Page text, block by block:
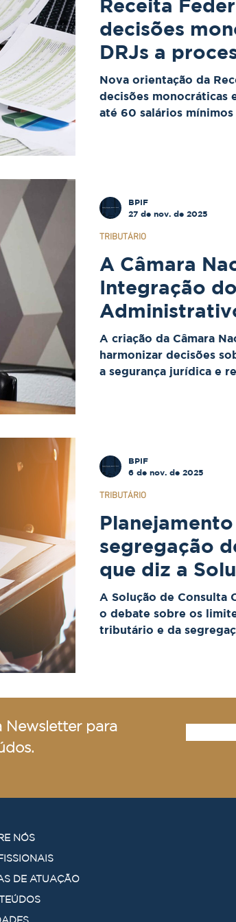
Receita
decisões
DRJs a
salários
Nova orientação da
decisões monocráticas
até 60 salários
A Câmara
Integração
CBS
A criação da Câmara
harmonizar decisões
a segurança jurídica e
TRIBUTÁRIO
BPIF
27 de nov. de 2025
segregação
que diz a
Consulta
A Solução de Consulta
o debate sobre os
tributário e da
Receita Federal.
TRIBUTÁRIO
BPIF
6 de nov. de 2025
Newsletter para
NÓS
DE ATUAÇÃO